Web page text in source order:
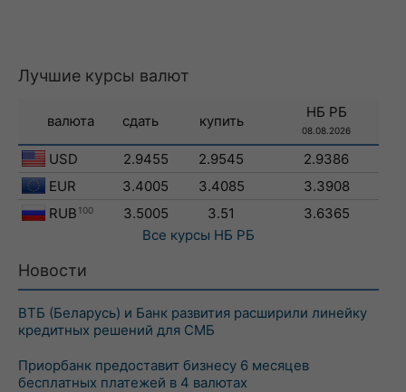
Лучшие курсы валют
валюта сдать купить
НБ РБ
08.08.2026
USD 2.9455 2.9545
2.9386
EUR
3.4005 3.4085
3.3908
RUB 100 3.5005 3.51
3.6365
Все курсы НБ РБ
Новости
ВТБ (Беларусь) и Банк развития расширили линейку
кредитных решений для СМБ
Приорбанк предоставит бизнесу 6 месяцев
бесплатных платежей в 4 валютах